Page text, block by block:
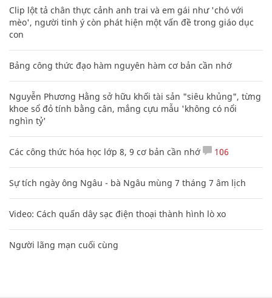
Clip lột tả chân thực cảnh anh trai và em gái như 'chó với
mèo', người tinh ý còn phát hiện một vấn đề trong giáo dục
con
Bảng công thức đạo hàm nguyên hàm cơ bản cần nhớ
Nguyễn Phương Hằng sở hữu khối tài sản "siêu khủng", từng
khoe sổ đỏ tính bằng cân, mắng cựu mẫu 'không có nổi
nghìn tỷ'
Các công thức hóa học lớp 8, 9 cơ bản cần nhớ 106
Sự tích ngày ông Ngâu - bà Ngâu mùng 7 tháng 7 âm lịch
Video: Cách quấn dây sạc điện thoại thành hình lò xo
Người lãng mạn cuối cùng